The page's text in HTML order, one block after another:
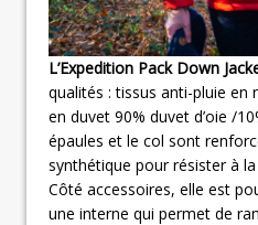
L’Expedition Pack Down
qualités : tissus anti-pluie en
en duvet 90% duvet d’oie /
épaules et le col sont
synthétique pour résister à
Côté accessoires, elle est
une interne qui permet de